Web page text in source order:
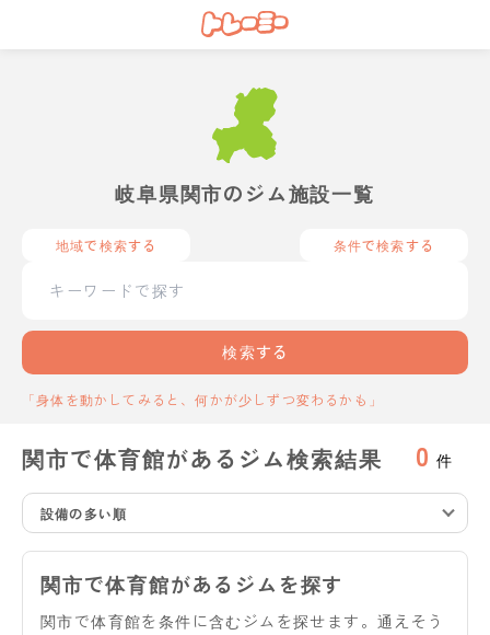
岐阜県関市のジム施設一覧
地域で検索する 条件で検索する
検索する
「身体を動かしてみると、何かが少しずつ変わるかも」
関市で体育館があるジム検索結果 0 件
設備の多い順
関市で体育館があるジムを探す
関市で体育館を条件に含むジムを探せます。通えそう